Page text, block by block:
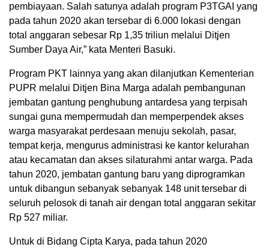
pembiayaan. Salah satunya adalah program P3TGAI yang
pada tahun 2020 akan tersebar di 6.000 lokasi dengan
total anggaran sebesar Rp 1,35 triliun melalui Ditjen
Sumber Daya Air,” kata Menteri Basuki.
Program PKT lainnya yang akan dilanjutkan Kementerian
PUPR melalui Ditjen Bina Marga adalah pembangunan
jembatan gantung penghubung antardesa yang terpisah
sungai guna mempermudah dan memperpendek akses
warga masyarakat perdesaan menuju sekolah, pasar,
tempat kerja, mengurus administrasi ke kantor kelurahan
atau kecamatan dan akses silaturahmi antar warga. Pada
tahun 2020, jembatan gantung baru yang diprogramkan
untuk dibangun sebanyak sebanyak 148 unit tersebar di
seluruh pelosok di tanah air dengan total anggaran sekitar
Rp 527 miliar.
Untuk di Bidang Cipta Karya, pada tahun 2020